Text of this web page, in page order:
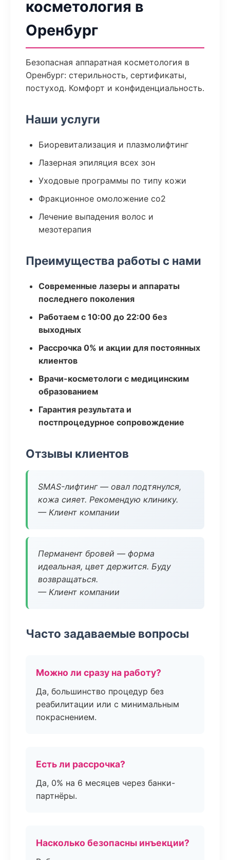
косметология в
Оренбург
Безопасная аппаратная косметология в
Оренбург: стерильность, сертификаты,
постуход. Комфорт и конфиденциальность.
Наши услуги
Биоревитализация и плазмолифтинг
Лазерная эпиляция всех зон
Уходовые программы по типу кожи
Фракционное омоложение co2
Лечение выпадения волос и
мезотерапия
Преимущества работы с нами
Современные лазеры и аппараты
последнего поколения
Работаем с 10:00 до 22:00 без
выходных
Рассрочка 0% и акции для постоянных
клиентов
Врачи-косметологи с медицинским
образованием
Гарантия результата и
постпроцедурное сопровождение
Отзывы клиентов
SMAS-лифтинг — овал подтянулся,
кожа сияет. Рекомендую клинику.
— Клиент компании
Перманент бровей — форма
идеальная, цвет держится. Буду
возвращаться.
— Клиент компании
Часто задаваемые вопросы
Можно ли сразу на работу?
Да, большинство процедур без
реабилитации или с минимальным
покраснением.
Есть ли рассрочка?
Да, 0% на 6 месяцев через банки-
партнёры.
Насколько безопасны инъекции?